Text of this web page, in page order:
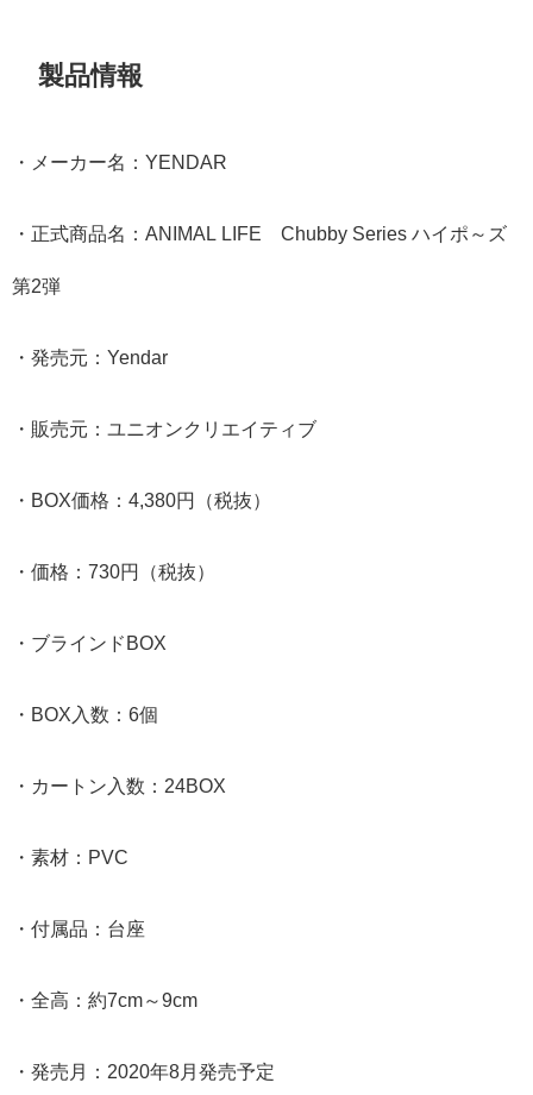
製品情報
・メーカー名：YENDAR
・正式商品名：ANIMAL LIFE Chubby Series ハイポ～ズ
第2弾
・発売元：Yendar
・販売元：ユニオンクリエイティブ
・BOX価格：4,380円（税抜）
・価格：730円（税抜）
・ブラインドBOX
・BOX入数：6個
・カートン入数：24BOX
・素材：PVC
・付属品：台座
・全高：約7cm～9cm
・発売月：2020年8月発売予定